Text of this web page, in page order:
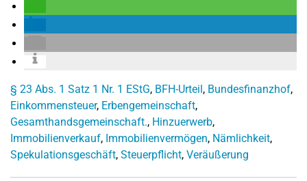
§ 23 Abs. 1 Satz 1 Nr. 1 EStG, BFH-Urteil, Bundesfinanzhof,
Einkommensteuer, Erbengemeinschaft,
Gesamthandsgemeinschaft., Hinzuerwerb,
Immobilienverkauf, Immobilienvermögen, Nämlichkeit,
Spekulationsgeschäft, Steuerpflicht, Veräußerung